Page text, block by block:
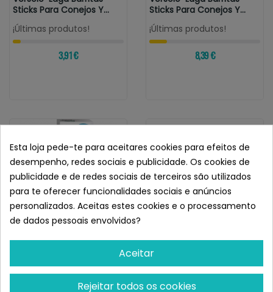
Sticks Para Conejos Y
Coballas...
¡Últimas produtos!
3,91 €
Sticks Para Conejos Y
Cobayas...
¡Últimas produtos!
8,39 €
Versele-Laga Barritas
Sticks Para Conejos Y
Versele-Laga Crispy
Sticks Herbivoros Pack
Esta loja pede-te para aceitares cookies para efeitos de
desempenho, redes sociais e publicidade. Os cookies de
publicidade e de redes sociais de terceiros são utilizados
para te oferecer funcionalidades sociais e anúncios
personalizados. Aceitas estes cookies e o processamento
de dados pessoais envolvidos?
Aceitar
Rejeitar todos os cookies